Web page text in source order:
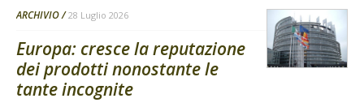
ARCHIVIO 28 Luglio 2026
Europa: cresce la reputazione
dei prodotti nonostante le
tante incognite